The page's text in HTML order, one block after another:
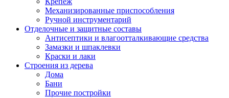
Механизированные приспособления
Ручной инструментарий
Отделочные и защитные составы
Антисептики и влагоотталкивающие средства
Замазки и шпаклевки
Краски и лаки
Строения из дерева
Дома
Бани
Прочие постройки